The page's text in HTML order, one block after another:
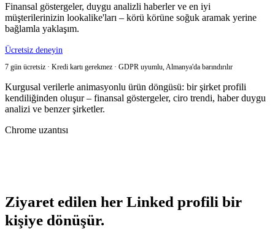
Finansal göstergeler, duygu analizli haberler ve en iyi
müşterilerinizin lookalike'ları – körü körüne soğuk aramak yerine
bağlamla yaklaşım.
Ücretsiz deneyin
7 gün ücretsiz · Kredi kartı gerekmez · GDPR uyumlu, Almanya'da barındırılır
Kurgusal verilerle animasyonlu ürün döngüsü: bir şirket profili
kendiliğinden oluşur – finansal göstergeler, ciro trendi, haber duygu
analizi ve benzer şirketler.
Chrome uzantısı
Ziyaret edilen her Linked profili bir
kişiye dönüşür.